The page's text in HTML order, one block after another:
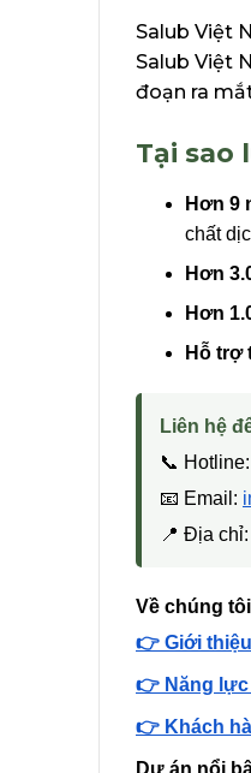
Salub Việt
Salub Việt
đoạn ra
Tại sao
Hơn 9
chất
Hơn
Hơn
Hỗ trợ
Liên hệ
📞 Hotline:
📧 Email:
📍 Địa
Về chúng
👉 Giới
👉 Năng lực
👉 Khách
Dự án nổi